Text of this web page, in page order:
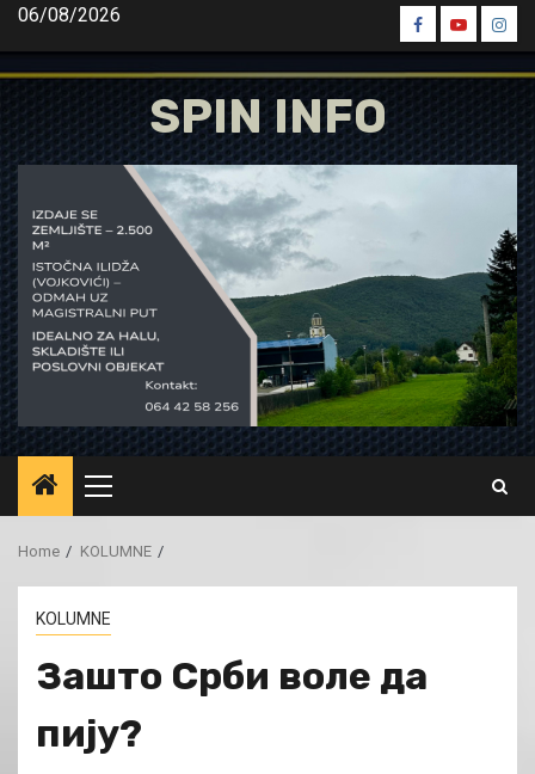
Skip
content
06/08/2026
Spin
Facebook
Spin
Youtube
Spin
SPIN INFO
Primary
Menu
Home KOLUMNE
KOLUMNE
Зашто Срби воле да
пију?